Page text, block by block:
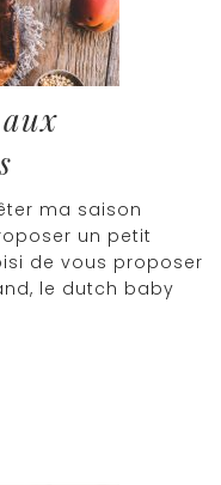
ma saison
un petit
de vous proposer
le dutch baby